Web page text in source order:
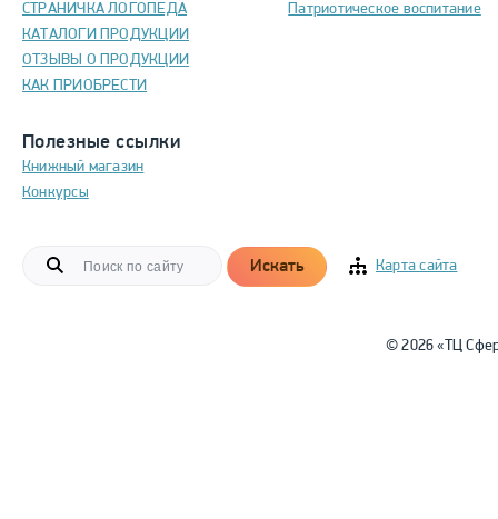
СТРАНИЧКА ЛОГОПЕДА
КАТАЛОГИ ПРОДУКЦИИ
ОТЗЫВЫ О ПРОДУКЦИИ
КАК ПРИОБРЕСТИ
Полезные ссылки
Книжный магазин
Конкурсы
Патриотическое воспитание
Искать Карта сайта
© 2026 «ТЦ